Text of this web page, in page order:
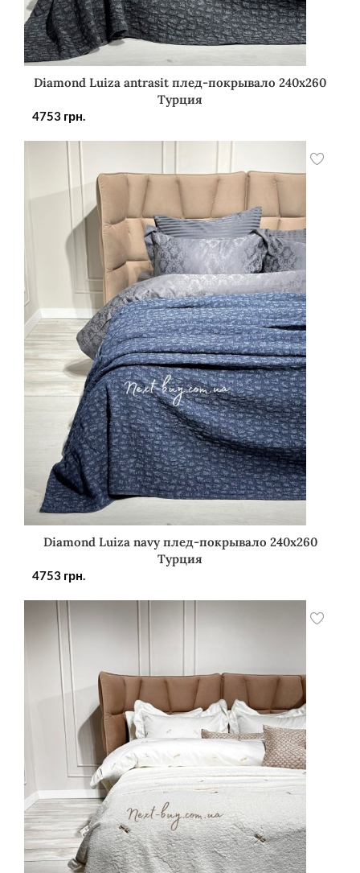
Diamond Luiza antrasit плед-покрывало 240х260
Турция
4753 грн.
Diamond Luiza navy плед-покрывало 240х260
Турция
4753 грн.